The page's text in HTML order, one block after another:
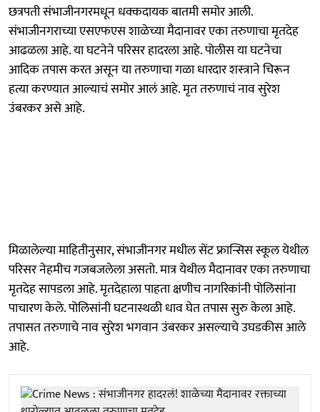
छत्रपती संभाजीनगरमधून धक्कदायक बातमी समोर आली.
संभाजीनगराच्या एसएफएस शाळेच्या मैदानावर एका तरुणाचा मृतदेह
आढळला आहे. या घटनेने परिसर हादरला आहे. पोलीस या घटनेचा
आदिक तपास करत असून या तरुणाचा गळा धारदार शस्त्राने चिरून
हत्या करण्यात आल्याचं समोर आलं आहे. मृत तरुणाचं नाव सुरेश
उंबरकर असे आहे.
मिळालेल्या माहितीनुसार, संभाजीनगर मधील सेंट फ्रान्सिस स्कूल येथील
परिसर नेहमीच गजबजलेला असतो. मात्र येथील मैदानावर एका तरुणाचा
मृतदेह सापडला आहे. मृतदेहाला पाहता क्षणीच नागरिकांनी पोलिसांना
पाचारण केले. पोलिसांनी घटनास्थळी धाव घेत तपास सुरु केला आहे.
तपासत तरुणाचे नाव सुरेश भगवान उंबरकर असल्याचे उघडकीस आले
आहे.